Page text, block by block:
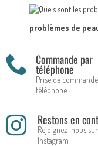
problèmes de
Commande par
téléphone
Prise de
téléphone
Restons en
Rejoignez-nous sur
Instagram